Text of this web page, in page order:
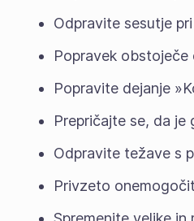
Odpravite sesutje
Popravek
Popravite dejanje
Prepričajte se, da je
Odpravite težave s
Privzeto